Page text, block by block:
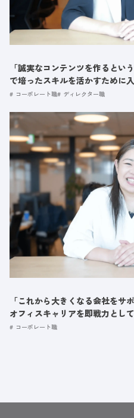
「誠実なコンテンツを作るとい
で培ったスキルを活かすために
コーポレート職 ディレクター職
「これから大きくなる会社をサ
オフィスキャリアを即戦力とし
さんのストーリー
コーポレート職